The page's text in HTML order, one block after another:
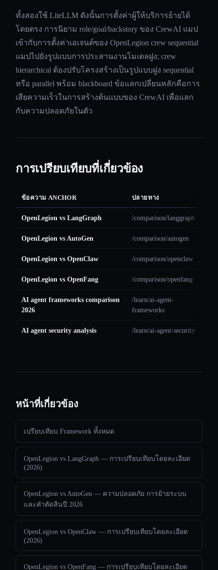
ทั้งสองใช้ LiteLLM ดังนั้นการตั้งค่าผู้ให้บริการย้ายได้
โดยตรง การนิยาม role/goal/backstory ของ CrewAI แมป
เข้ากับการตั้งค่าเอเจนต์ของ OpenLegion crew sequential
แมปไปยังรูปแบบการประสานงานโมเดลฝูง; crew
hierarchical ต้องปรับโครงสร้างเป็นรูปแบบฝูง sequential
หรือ parallel พร้อม blackboard ข้อแลกเปลี่ยนหลักคือการ
เสียความเร็วในการสร้างต้นแบบของ CrewAI เพื่อแลก
กับความปลอดภัยในตัว
การเปรียบเทียบที่เกี่ยวข้อง
ข้อความ ANCHOR ปลายทาง
OpenLegion vs LangGraph /comparison/langgraph
OpenLegion vs AutoGen /comparison/autogen
OpenLegion vs OpenClaw /comparison/openclaw
OpenLegion vs OpenFang /comparison/openfang
AI agent frameworks comparison
2026
/learn/ai-agent-
frameworks
AI agent security analysis /learn/ai-agent-security
หน้าที่เกี่ยวข้อง
เปรียบเทียบ Framework ทั้งหมด
OpenLegion vs LangGraph — การเปรียบเทียบโดยละเอียด
(2026)
OpenLegion vs AutoGen — ความปลอดภัย การย้ายระบบ
และคำตัดสินปี 2026
OpenLegion vs OpenClaw — การเปรียบเทียบโดยละเอียด
(2026)
OpenLegion vs OpenFang — การเปรียบเทียบโดยละเอียด